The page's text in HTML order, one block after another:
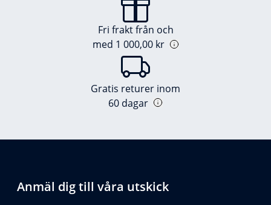
Fri frakt från och
med 1 000,00 kr
Gratis returer inom
60 dagar
Anmäl dig till våra utskick